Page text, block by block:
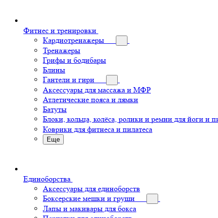
Фитнес и тренировки
Кардиотренажеры
Тренажеры
Грифы и бодибары
Блины
Гантели и гири
Аксессуары для массажа и МФР
Атлетические пояса и лямки
Батуты
Блоки, кольца, колёса, ролики и ремни для йоги и
Коврики для фитнеса и пилатеса
Еще
Единоборства
Аксессуары для единоборств
Боксерские мешки и груши
Лапы и макивары для бокса